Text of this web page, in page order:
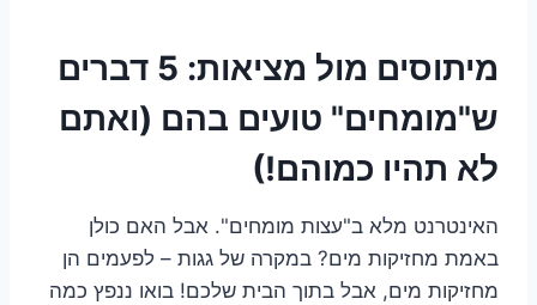
מיתוסים מול מציאות: 5 דברים
ש"מומחים" טועים בהם (ואתם
לא תהיו כמוהם!)
האינטרנט מלא ב"עצות מומחים". אבל האם כולן
באמת מחזיקות מים? במקרה של גגות – לפעמים הן
מחזיקות מים, אבל בתוך הבית שלכם! בואו ננפץ כמה